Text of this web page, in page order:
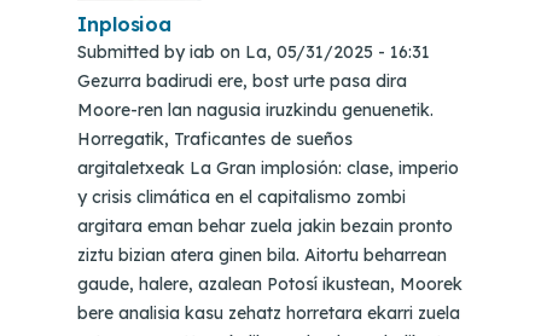
Inplosioa
Submitted byiab on La, 05/31/2025 - 16:31
Gezurra badirudi ere, bost urte pasa dira
Moore-ren lan nagusia iruzkindu genuenetik.
Horregatik, Traficantes de sueños
argitaletxeak La Gran implosión: clase, imperio
y crisis climática en el capitalismo zombi
argitara eman behar zuela jakin bezain pronto
ziztu bizian atera ginen bila. Aitortu beharrean
gaude, halere, azalean Potosí ikustean, Moorek
bere analisia kasu zehatz horretara ekarri zuela